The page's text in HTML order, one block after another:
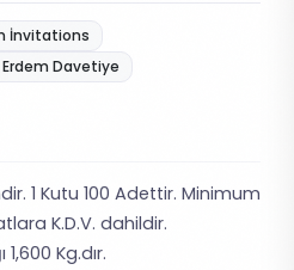
İnvitations
Erdem Davetiye
1 Kutu 100 Adettir. Minimum
K.D.V. dahildir.
Kg.dır.